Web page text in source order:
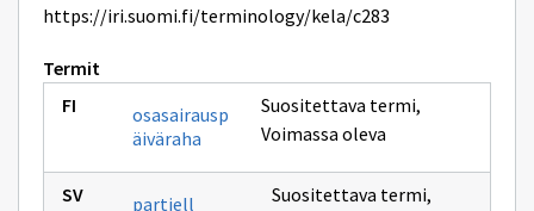
https://iri.suomi.fi/terminology/kela/c283
Termit
osasairausp
äiväraha
Suositettava termi,
Voimassa oleva
partiell
Suositettava termi,